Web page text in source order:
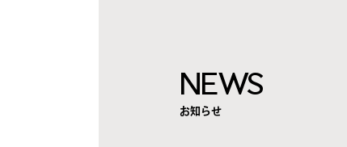
NEWS
お知らせ